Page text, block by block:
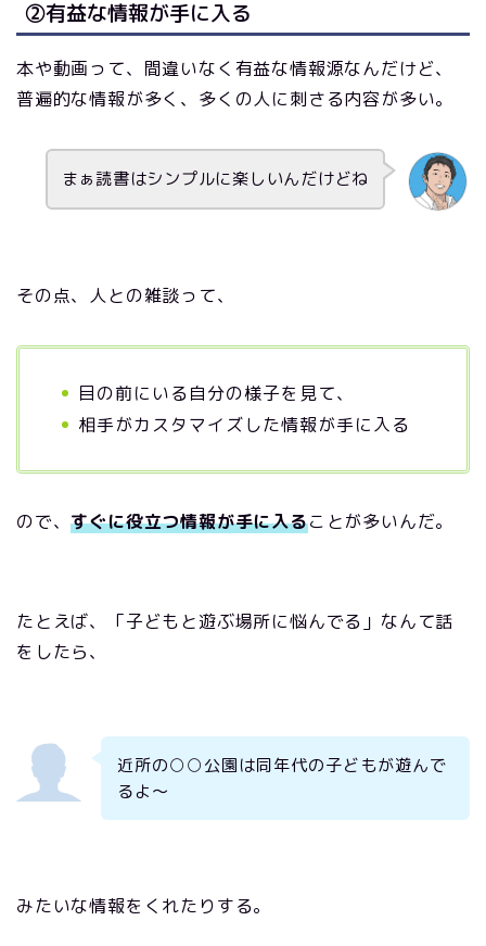
②有益な情報が手に入る
本や動画って、間違いなく有益な情報源なんだけど、
普遍的な情報が多く、多くの人に刺さる内容が多い。
まぁ読書はシンプルに楽しいんだけどね
その点、人との雑談って、
目の前にいる自分の様子を見て、
相手がカスタマイズした情報が手に入る
ので、すぐに役立つ情報が手に入ることが多いんだ。
たとえば、「子どもと遊ぶ場所に悩んでる」なんて話
をしたら、
近所の○○公園は同年代の子どもが遊んで
るよ〜
みたいな情報をくれたりする。